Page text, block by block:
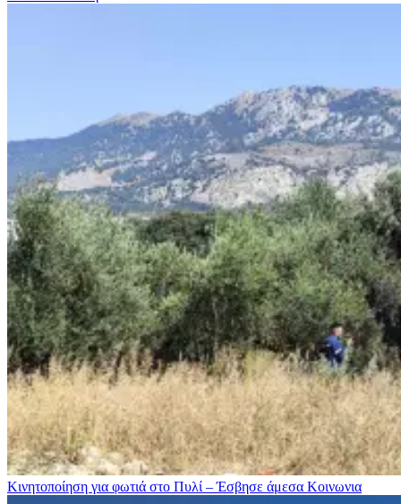
Κινητοποίηση για φωτιά στo Πυλί – Έσβησε άμεσα Κοινωνια